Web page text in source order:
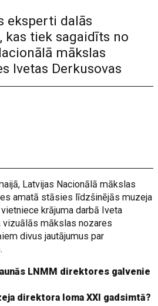
eksperti dalās
kas tiek sagaidīts no
mākslas
Ivetas Derkusovas
Latvijas Nacionālā mākslas
amatā stāsies līdzšinējās muzeja
krājuma darbā Iveta
vizuālās mākslas nozares
divus jautājumus par
LNMM direktores galvenie
direktora loma XXI gadsimtā?